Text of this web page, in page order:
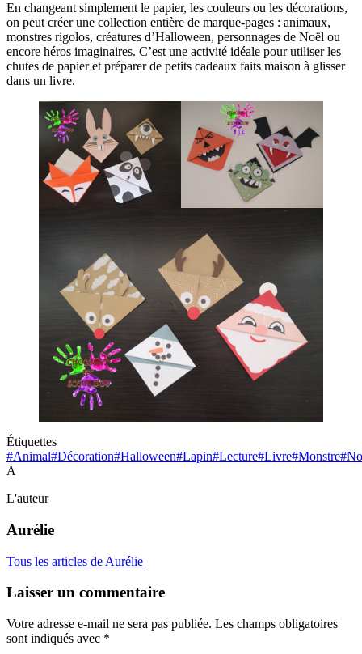
En changeant simplement le papier, les couleurs ou les décorations,
on peut créer une collection entière de marque-pages : animaux,
monstres rigolos, créatures d’Halloween, personnages de Noël ou
encore héros imaginaires. C’est une activité idéale pour utiliser les
chutes de papier et préparer de petits cadeaux faits maison à glisser
dans un livre.
Étiquettes
#Animal#Décoration#Halloween#Lapin#Lecture#Livre#Monstre
A
L'auteur
Aurélie
Tous les articles de Aurélie
Laisser un commentaire
Votre adresse e-mail ne sera pas publiée. Les champs obligatoires
sont indiqués avec *